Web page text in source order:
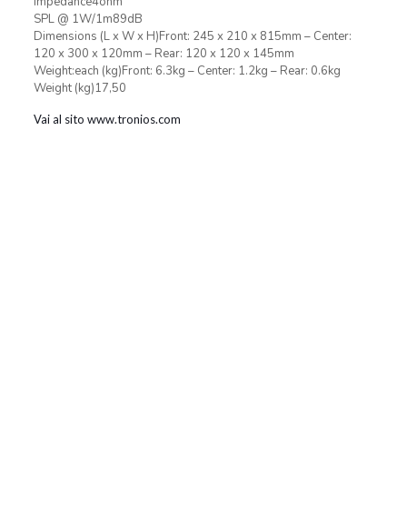
SPL @ 1W/1m89dB
Dimensions (L x W x H)Front: 245 x 210 x 815mm – Center:
120 x 300 x 120mm – Rear: 120 x 120 x 145mm
Weight:each (kg)Front: 6.3kg – Center: 1.2kg – Rear: 0.6kg
Weight (kg)17,50
Vai al sito www.tronios.com